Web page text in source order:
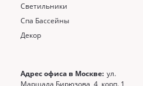
Светильники
Спа Бассейны
Декор
Адрес офиса в Москве: ул.
Маршала Бирюзова, 4, корп. 1,